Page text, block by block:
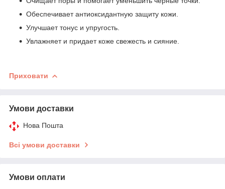
Обеспечивает антиоксидантную защиту кожи.
Улучшает тонус и упругость.
Увлажняет и придает коже свежесть и сияние.
Приховати
Умови доставки
Нова Пошта
Всі умови доставки
Умови оплати